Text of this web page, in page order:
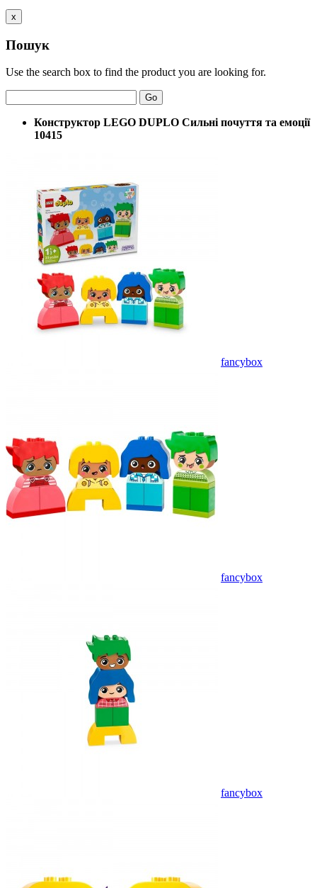
x
Пошук
Use the search box to find the product you are looking for.
Go
Конструктор LEGO DUPLO Сильні почуття та емоції
10415
fancybox
fancybox
fancybox